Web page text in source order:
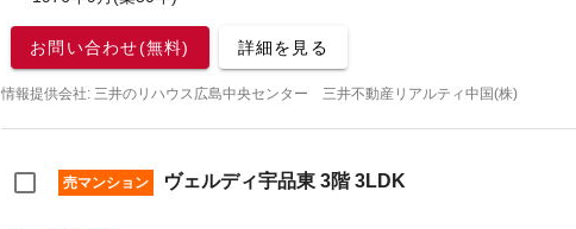
お問い合わせ(無料) 詳細を見る
情報提供会社: 三井のリハウス広島中央センター 三井不動産リアルティ中国(株)
売マンション ヴェルディ宇品東 3階 3LDK